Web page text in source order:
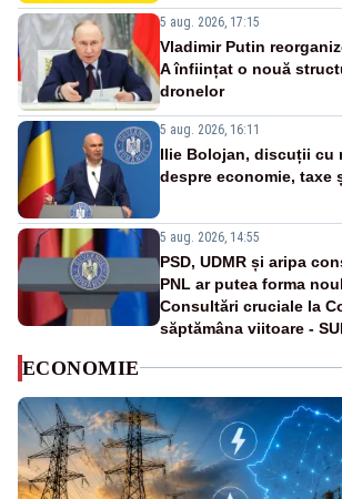
5 aug. 2026, 17:15
Vladimir Putin
A înființat o nouă
dronelor
5 aug. 2026, 16:11
Ilie Bolojan, discuții cu
despre economie, taxe
5 aug. 2026, 14:55
PSD, UDMR și aripa
PNL ar putea forma
Consultări cruciale la
săptămâna viitoare -
ECONOMIE